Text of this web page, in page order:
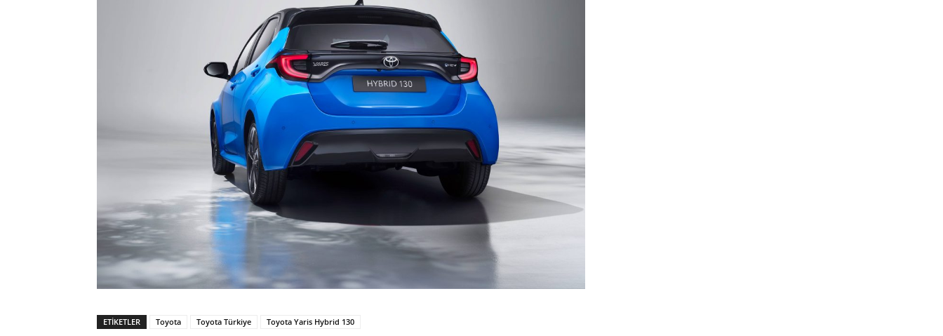
ETIKETLER Toyota Toyota Türkiye Toyota Yaris Hybrid 130